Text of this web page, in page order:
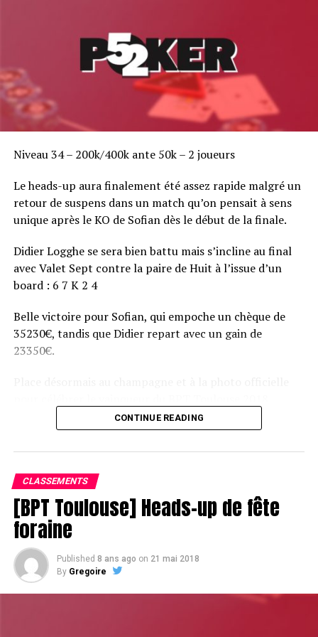
Niveau 34 – 200k/400k ante 50k – 2 joueurs
Le heads-up aura finalement été assez rapide malgré un
retour de suspens dans un match qu’on pensait à sens
unique après le KO de Sofian dès le début de la finale.
Didier Logghe se sera bien battu mais s’incline au final
avec Valet Sept contre la paire de Huit à l’issue d’un
board : 6 7 K 2 4
Belle victoire pour Sofian, qui empoche un chèque de
35230€, tandis que Didier repart avec un gain de
23350€.
CONTINUE READING
CLASSEMENTS
[BPT Toulouse] Heads-up de fête
foraine
Published 8 ans ago on 21 mai 2018
By Gregoire